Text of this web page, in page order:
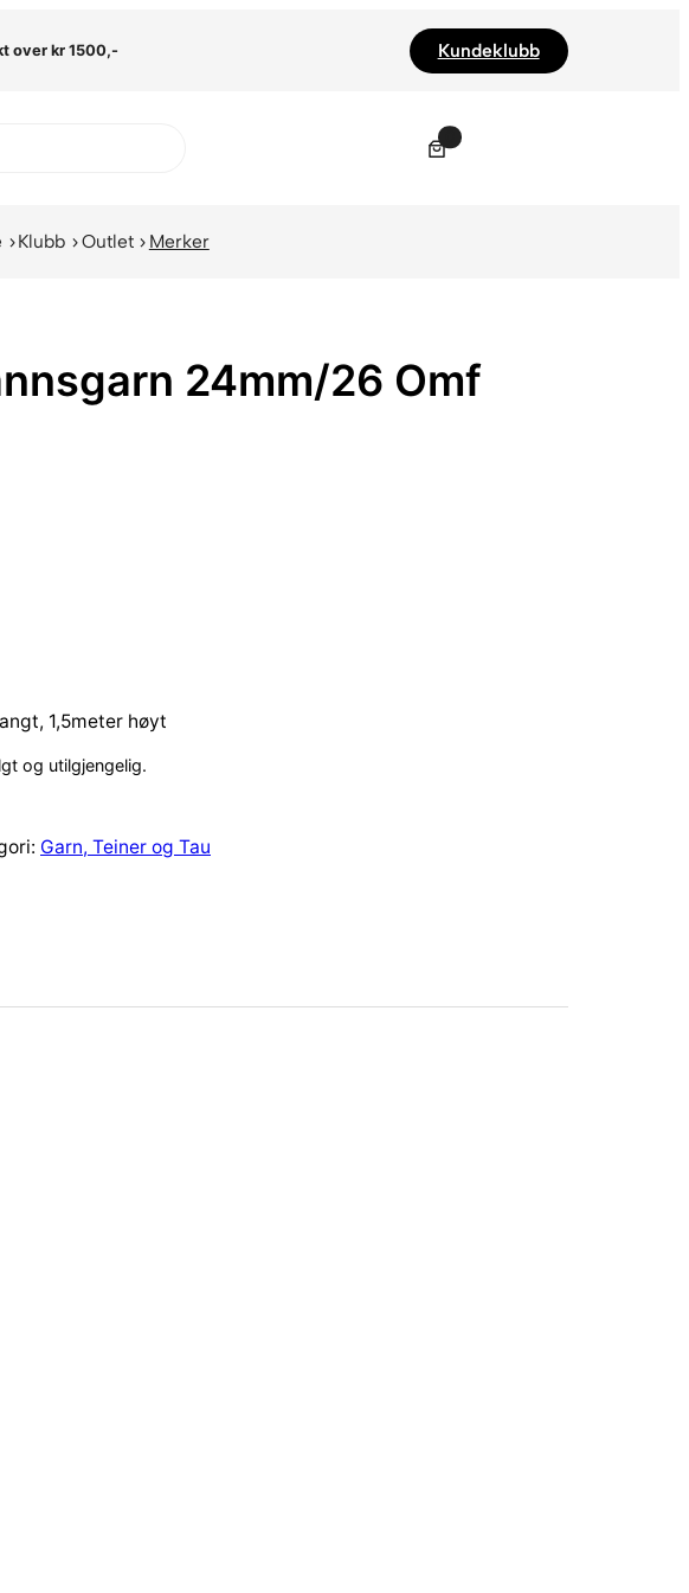
over kr 1500,- Kundeklubb
Klubb Outlet Merker
24mm/26 Omf
1,5meter høyt
og utilgjengelig.
Garn, Teiner og Tau